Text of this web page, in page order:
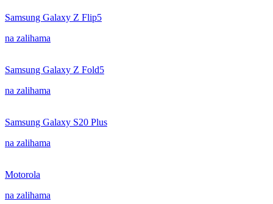
Samsung Galaxy Z Flip5
na zalihama
Samsung Galaxy Z Fold5
na zalihama
Samsung Galaxy S20 Plus
na zalihama
Motorola
na zalihama